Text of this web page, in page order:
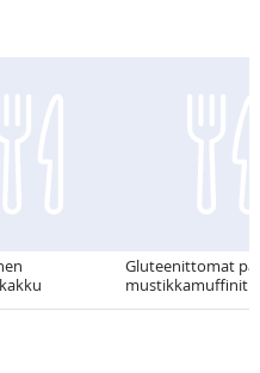
Gluteenittomat
mustikkamuffinit